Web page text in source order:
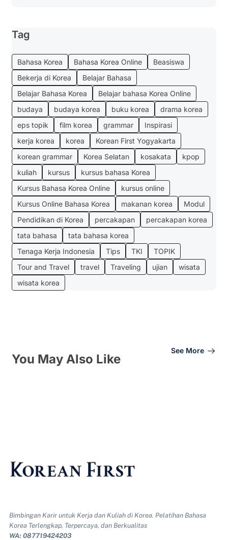
Tag
Bahasa Korea Bahasa Korea Online
Beasiswa
Bekerja di Korea
Belajar Bahasa
Belajar Bahasa Korea
Belajar bahasa Korea Online
budaya
budaya korea buku korea
drama korea
eps topik
film korea grammar
Inspirasi
kerja korea
korea
Korean First Yogyakarta
korean grammar
Korea Selatan kosakata
kpop
kuliah
kursus
kursus bahasa Korea
Kursus Bahasa Korea Online
kursus online
Kursus Online Bahasa Korea
makanan korea
Modul
Pendidikan di Korea
percakapan
percakapan korea
tata bahasa
tata bahasa korea
Tenaga Kerja Indonesia
Tips TKI
TOPIK
Tour and Travel
travel Traveling ujian
wisata
wisata korea
You May Also Like
See More
Bimbingan Karir untuk Kerja dan Kuliah di Korea. Pelatihan Bahasa
Korea Terlengkap, Terpercaya, dan Berkualitas
WA: 087719424203